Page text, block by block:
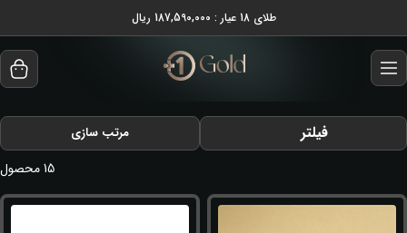
طلای 18 عیار : 187,590,000 ریال
فیلتر مرتب سازی
15محصول